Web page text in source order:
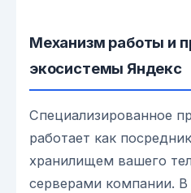
Механизм работы и
экосистемы Яндекс
Специализированное
работает как
хранилищем вашего
серверами компании. В